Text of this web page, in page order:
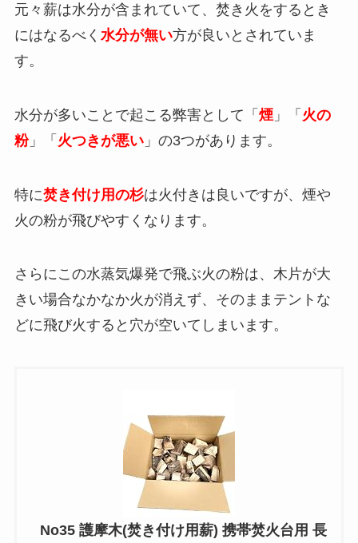
元々薪は水分が含まれていて、焚き火をするとき
にはなるべく 水分が無い方が良いとされていま
す。
水分が多いことで起こる弊害として「 煙」「 火の
粉」「 火つきが悪い」の3つがあります。
特に焚き付け用の杉は火付きは良いですが、煙や
火の粉が飛びやすくなります。
さらにこの水蒸気爆発で飛ぶ火の粉は、木片が大
きい場合なかなか火が消えず、そのままテントな
どに飛び火すると穴が空いてしまいます。
No35 護摩木(焚き付け用薪) 携帯焚火台用 長